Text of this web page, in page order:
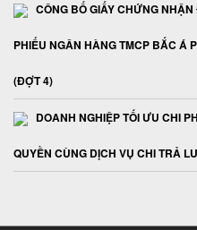
CÔNG BỐ GIẤY CHỨNG
PHIẾU NGÂN HÀNG TMCP BẮC Á
(ĐỢT 4)
DOANH NGHIỆP TỐI ƯU CHI
QUYỀN CÙNG DỊCH VỤ CHI TRẢ